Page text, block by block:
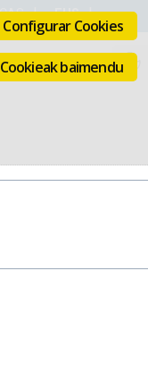
Configurar Cookies
Cookieak baimendu